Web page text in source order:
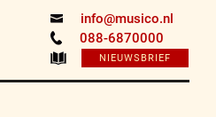
info@musico.nl
088-6870000
NIEUWSBRIEF